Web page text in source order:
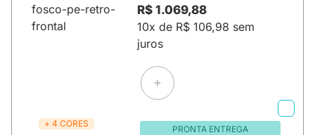
R$ 1.069,88
10x de R$ 106,98 sem
juros
+ 4 CORES
PRONTA ENTREGA